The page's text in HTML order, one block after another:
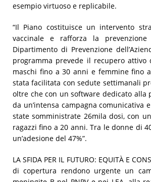
esempio virtuoso e replicabile.
“Il Piano costituisce un intervento
vaccinale e rafforza la
Dipartimento di Prevenzione
programma prevede il recupero attivo
maschi fino a 30 anni e femmine fino
stata facilitata con sedute settimanali
oltre che con un software dedicato alla
da un’intensa campagna
state somministrate 26mila dosi, con
ragazzi fino a 20 anni. Tra le donne di
un’adesione del 47%”.
LA SFIDA PER IL FUTURO: EQUITÀ E
di copertura rendono urgente un